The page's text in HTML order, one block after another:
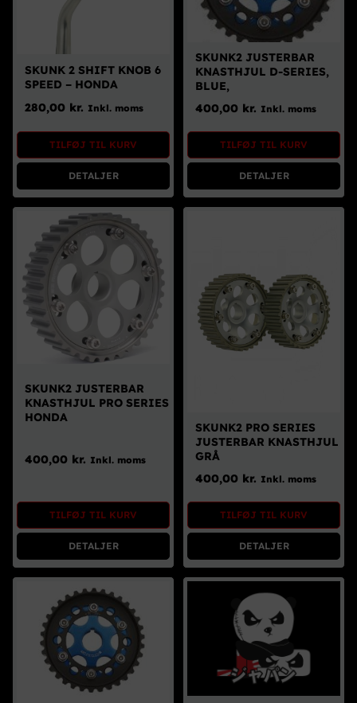
SKUNK 2 SHIFT KNOB 6
SPEED – HONDA
280,00 kr. Inkl. moms
TILFØJ TIL KURV
DETALJER
SKUNK2 JUSTERBAR
KNASTHJUL D-SERIES,
BLUE,
400,00 kr. Inkl. moms
TILFØJ TIL KURV
DETALJER
SKUNK2 JUSTERBAR
KNASTHJUL PRO SERIES
HONDA
400,00 kr. Inkl. moms
TILFØJ TIL KURV
DETALJER
SKUNK2 PRO SERIES
JUSTERBAR KNASTHJUL
GRÅ
400,00 kr. Inkl. moms
TILFØJ TIL KURV
DETALJER